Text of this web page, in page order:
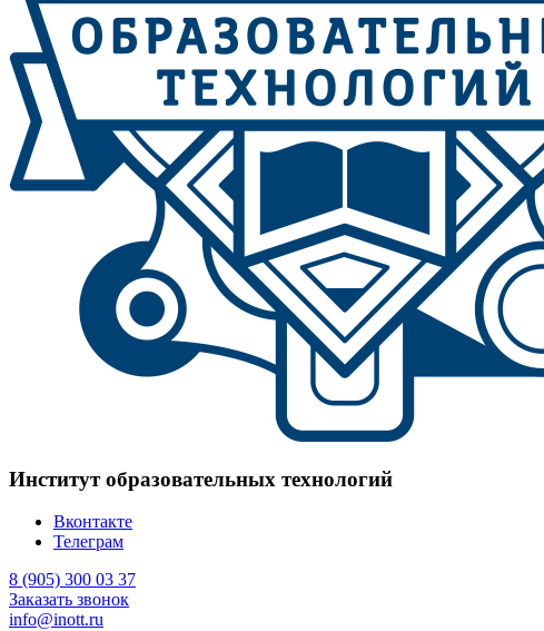
Институт образовательных технологий
Вконтакте
Телеграм
8 (905) 300 03 37
Заказать звонок
info@inott.ru